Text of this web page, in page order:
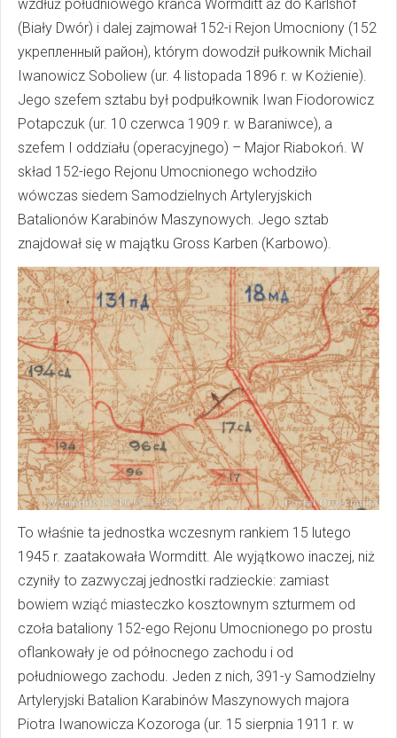
wzdłuż południowego krańca Wormditt aż do Karlshof
(Biały Dwór) i dalej zajmował 152-i Rejon Umocniony (152
укрепленный район), którym dowodził pułkownik Michail
Iwanowicz Soboliew (ur. 4 listopada 1896 r. w Kożienie).
Jego szefem sztabu był podpułkownik Iwan Fiodorowicz
Potapczuk (ur. 10 czerwca 1909 r. w Baraniwce), a
szefem I oddziału (operacyjnego) – Major Riabokoń. W
skład 152-iego Rejonu Umocnionego wchodziło
wówczas siedem Samodzielnych Artyleryjskich
Batalionów Karabinów Maszynowych. Jego sztab
znajdował się w majątku Gross Karben (Karbowo).
To właśnie ta jednostka wczesnym rankiem 15 lutego
1945 r. zaatakowała Wormditt. Ale wyjątkowo inaczej, niż
czyniły to zazwyczaj jednostki radzieckie: zamiast
bowiem wziąć miasteczko kosztownym szturmem od
czoła bataliony 152-ego Rejonu Umocnionego po prostu
oflankowały je od północnego zachodu i od
południowego zachodu. Jeden z nich, 391-y Samodzielny
Artyleryjski Batalion Karabinów Maszynowych majora
Piotra Iwanowicza Kozoroga (ur. 15 sierpnia 1911 r. w